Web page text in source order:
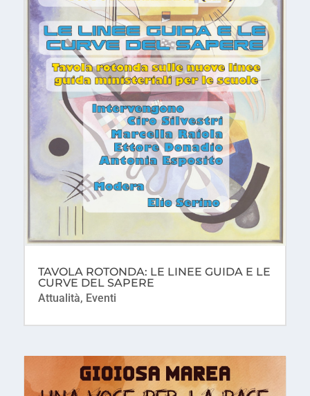
TAVOLA ROTONDA: LE LINEE GUIDA E LE
CURVE DEL SAPERE
Attualità, Eventi